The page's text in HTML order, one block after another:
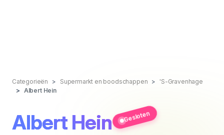
Categorieën Supermarkt en boodschappen
'S-Gravenhage
Albert Hein
Albert Hein Gesloten